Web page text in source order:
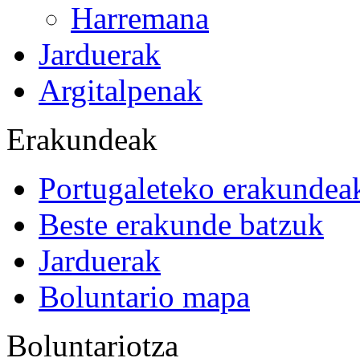
Harremana
Jarduerak
Argitalpenak
Erakundeak
Portugaleteko
Beste erakunde batzuk
Jarduerak
Boluntario mapa
Boluntariotza